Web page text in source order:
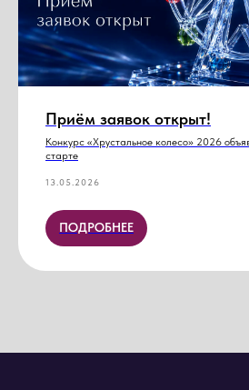
Приём заявок открыт!
Конкурс «Хрустальное колесо» 2026
старте
13.05.2026
ПОДРОБНЕЕ